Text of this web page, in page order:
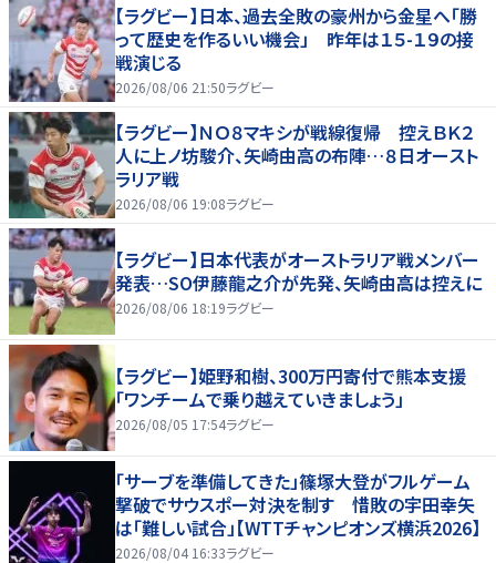
【ラグビー】日本、過去全敗の豪州から金星へ「勝
って歴史を作るいい機会」 昨年は１５-１９の接
戦演じる
2026/08/06 21:50ラグビー
【ラグビー】ＮＯ８マキシが戦線復帰 控えＢＫ２
人に上ノ坊駿介、矢崎由高の布陣…８日オースト
ラリア戦
2026/08/06 19:08ラグビー
【ラグビー】日本代表がオーストラリア戦メンバー
発表…SO伊藤龍之介が先発、矢崎由高は控えに
2026/08/06 18:19ラグビー
【ラグビー】姫野和樹、300万円寄付で熊本支援
「ワンチームで乗り越えていきましょう」
2026/08/05 17:54ラグビー
「サーブを準備してきた」篠塚大登がフルゲーム
撃破でサウスポー対決を制す 惜敗の宇田幸矢
は「難しい試合」【WTTチャンピオンズ横浜2026】
2026/08/04 16:33ラグビー